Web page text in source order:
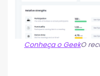
Conheça o GeekO